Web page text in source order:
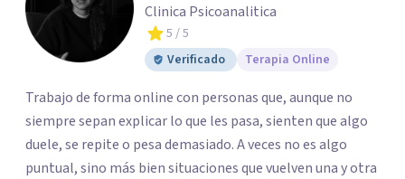
Clinica Psicoanalitica
5 / 5
Verificado
Terapia Online
Trabajo de forma online con personas que, aunque no
siempre sepan explicar lo que les pasa, sienten que algo
duele, se repite o pesa demasiado. A veces no es algo
puntual, sino más bien situaciones que vuelven una y otra